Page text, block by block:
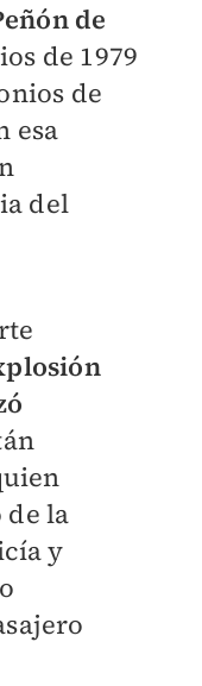
de
de 1979
de
esa
del
de la
y